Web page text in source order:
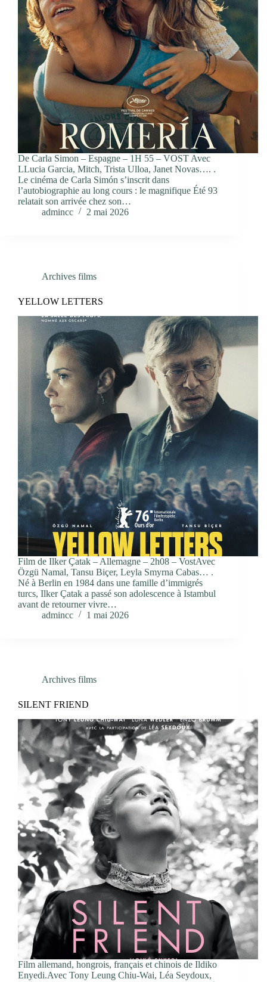
De Carla Simon – Espagne – 1H 55 – VOST Avec
LLucia Garcia, Mitch, Trista Ulloa, Janet Novas…. .
Le cinéma de Carla Simón s’inscrit dans
l’autobiographie au long cours : le magnifique Été 93
relatait son arrivée chez son…
admincc
2 mai 2026
Archives films
YELLOW LETTERS
Film de Ilker Çatak – Allemagne – 2h08 – VostAvec
Özgü Namal, Tansu Biçer, Leyla Smyrna Cabas… .
Né à Berlin en 1984 dans une famille d’immigrés
turcs, Ilker Çatak a passé son adolescence à Istambul
avant de retourner vivre…
admincc
1 mai 2026
Archives films
SILENT FRIEND
Film allemand, hongrois, français et chinois de Ildiko
Enyedi.Avec Tony Leung Chiu-Wai, Léa Seydoux,